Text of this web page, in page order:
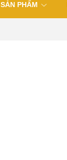
SẢN PHẨM